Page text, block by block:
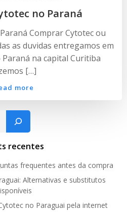
no Paraná
Comprar Cytotec ou
as duvidas entregamos em
Paraná na capital Curitiba
[…]
more
Pesquisar
recentes
frequentes antes da compra
Alternativas e substitutos
no Paraguai pela internet